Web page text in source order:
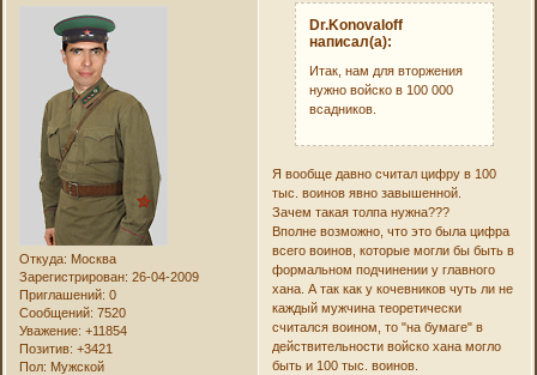
Откуда: Москва
Зарегистрирован: 26-04-2009
Приглашений: 0
Сообщений: 7520
Уважение: +11854
Позитив: +3421
Пол: Мужской
Dr.Konovaloff
написал(а):
Итак, нам для вторжения
нужно войско в 100 000
всадников.
Я вообще давно считал цифру в 100
тыс. воинов явно завышенной.
Зачем такая толпа нужна???
Вполне возможно, что это была цифра
всего воинов, которые могли бы быть в
формальном подчинении у главного
хана. А так как у кочевников чуть ли не
каждый мужчина теоретически
считался воином, то "на бумаге" в
действительности войско хана могло
быть и 100 тыс. воинов.